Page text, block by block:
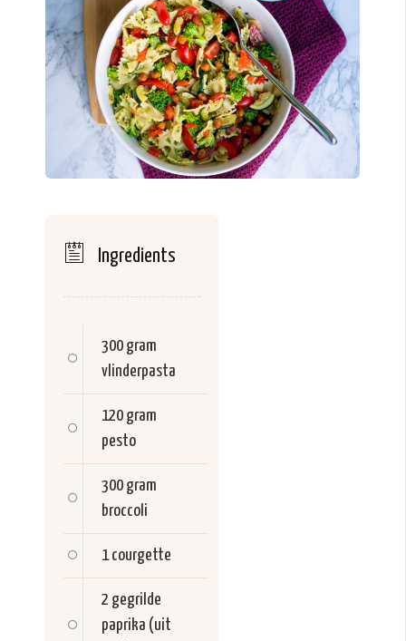
Ingredients
300 gram
vlinderpasta
120 gram
pesto
300 gram
broccoli
1 courgette
2 gegrilde
paprika (uit